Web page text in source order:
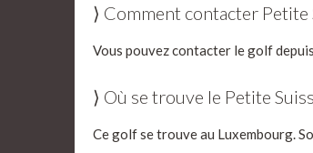
⟩ Comment contacter
Vous pouvez contacter le golf
⟩ Où se trouve le Petite
Ce golf se trouve au Luxembourg.